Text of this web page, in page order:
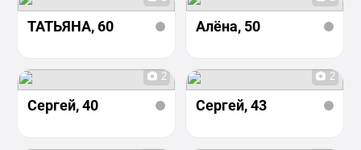
ТАТЬЯНА, 60 Алёна, 50
2
Сергей, 40
2
Сергей, 43